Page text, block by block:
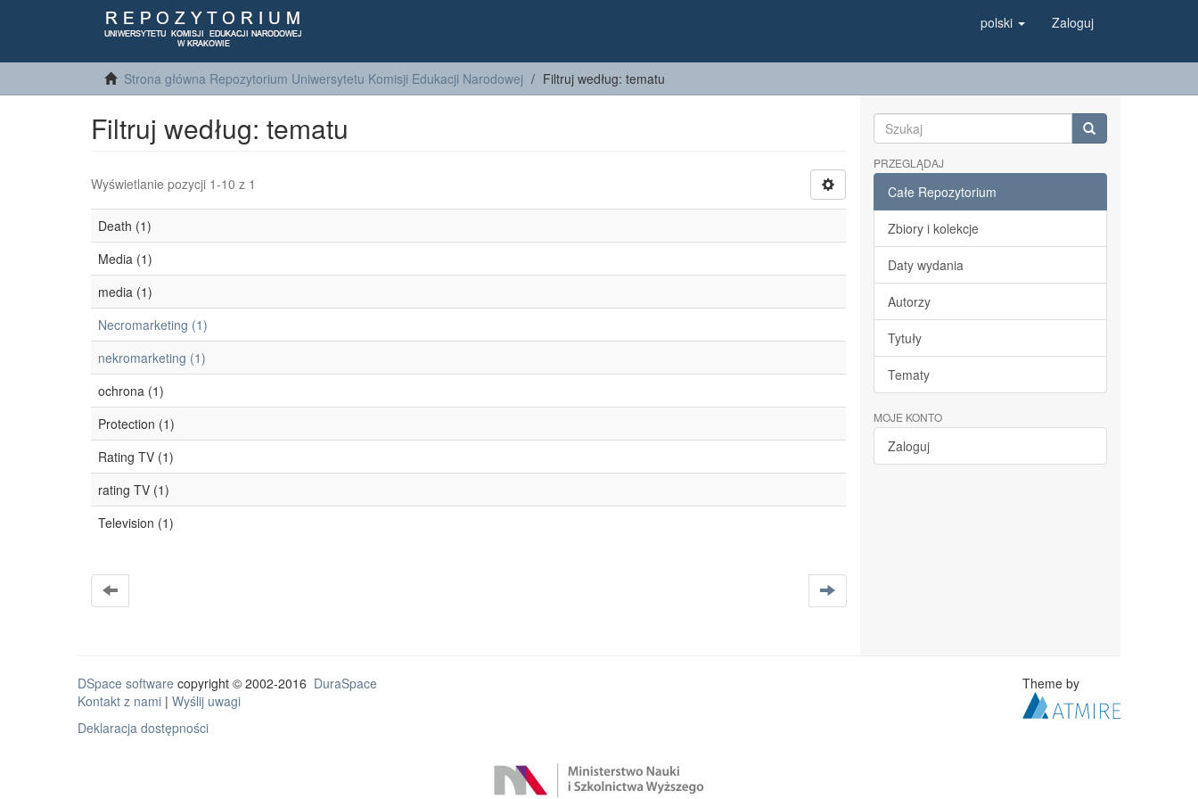
polski Zaloguj
Strona główna Repozytorium Uniwersytetu Komisji Edukacji Narodowej Filtruj według: tematu
Filtruj według: tematu
Wyświetlanie pozycji 1-10 z 1
Death (1)
Media (1)
media (1)
Necromarketing (1)
nekromarketing (1)
ochrona (1)
Protection (1)
Rating TV (1)
rating TV (1)
Television (1)
PRZEGLĄDAJ
Całe Repozytorium
Zbiory i kolekcje
Daty wydania
Autorzy
Tytuły
Tematy
MOJE KONTO
Zaloguj
DSpace software copyright © 2002-2016 DuraSpace
Kontakt z nami | Wyślij uwagi
Deklaracja dostępności
Theme by